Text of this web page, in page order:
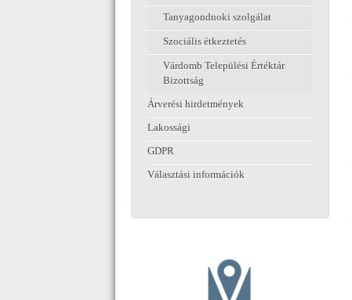
Tanyagondnoki szolgálat
Szociális étkeztetés
Várdomb Települési Értéktár
Bizottság
Árverési hirdetmények
Lakossági
GDPR
Választási információk